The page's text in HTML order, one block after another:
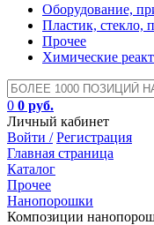
Оборудование,
Пластик, стекло,
Прочее
Химические
0 0 руб.
Личный кабинет
Войти / Регистрация
Главная страница
Каталог
Прочее
Нанопорошки
Композиции